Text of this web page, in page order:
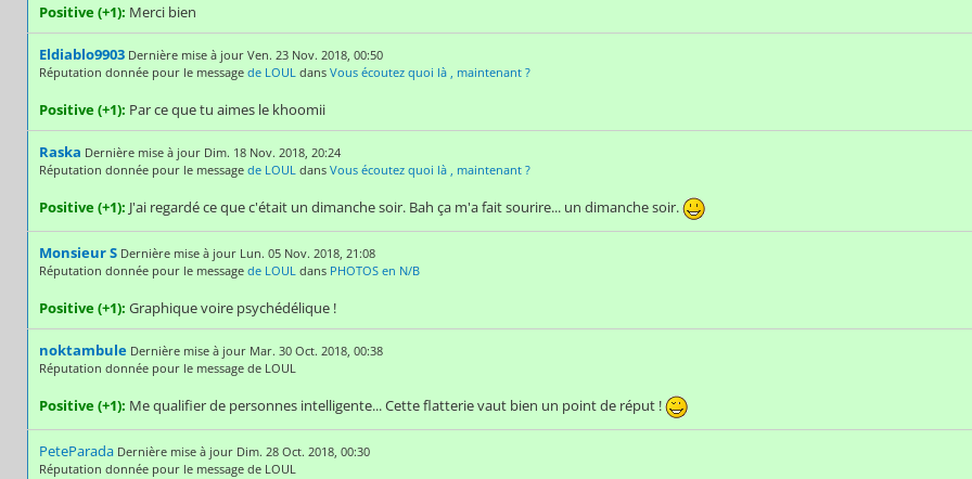
Positive (+1): Merci bien
Eldiablo9903 Dernière mise à jour Ven. 23 Nov. 2018, 00:50
Réputation donnée pour le message de LOUL dans Vous écoutez quoi là , maintenant ?
Positive (+1): Par ce que tu aimes le khoomii
Raska Dernière mise à jour Dim. 18 Nov. 2018, 20:24
Réputation donnée pour le message de LOUL dans Vous écoutez quoi là , maintenant ?
Positive (+1): J'ai regardé ce que c'était un dimanche soir. Bah ça m'a fait sourire... un dimanche soir.
Monsieur S Dernière mise à jour Lun. 05 Nov. 2018, 21:08
Réputation donnée pour le message de LOUL dans PHOTOS en N/B
Positive (+1): Graphique voire psychédélique !
noktambule Dernière mise à jour Mar. 30 Oct. 2018, 00:38
Réputation donnée pour le message de LOUL
Positive (+1): Me qualifier de personnes intelligente... Cette flatterie vaut bien un point de réput !
PeteParada Dernière mise à jour Dim. 28 Oct. 2018, 00:30
Réputation donnée pour le message de LOUL